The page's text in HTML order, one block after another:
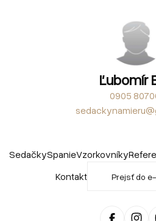
Ľubomír
0905
SedačkySpanieVzorkovníky
Kontakt
Prejsť do